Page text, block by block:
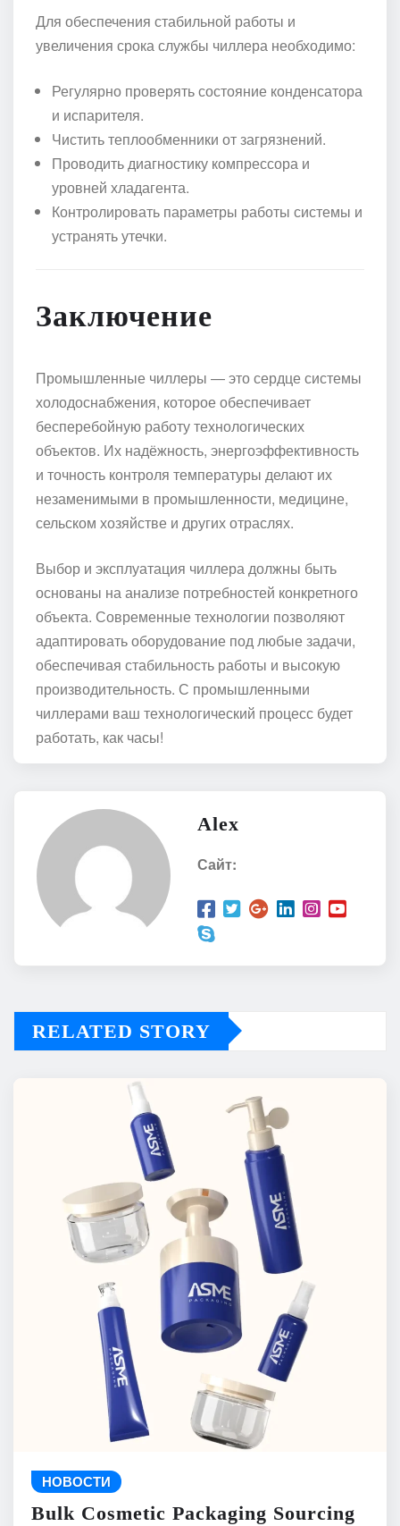
Для обеспечения стабильной работы и
увеличения срока службы чиллера необходимо:
Регулярно проверять состояние конденсатора
и испарителя.
Чистить теплообменники от загрязнений.
Проводить диагностику компрессора и
уровней хладагента.
Контролировать параметры работы системы и
устранять утечки.
Заключение
Промышленные чиллеры — это сердце системы
холодоснабжения, которое обеспечивает
бесперебойную работу технологических
объектов. Их надёжность, энергоэффективность
и точность контроля температуры делают их
незаменимыми в промышленности, медицине,
сельском хозяйстве и других отраслях.
Выбор и эксплуатация чиллера должны быть
основаны на анализе потребностей конкретного
объекта. Современные технологии позволяют
адаптировать оборудование под любые задачи,
обеспечивая стабильность работы и высокую
производительность. С промышленными
чиллерами ваш технологический процесс будет
работать, как часы!
Alex
Сайт:
RELATED STORY
НОВОСТИ
Bulk Cosmetic Packaging Sourcing